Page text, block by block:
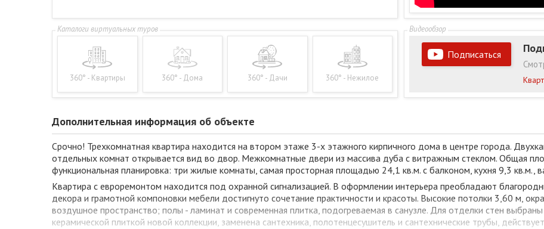
360° - Квартиры 360° - Дома 360° - Дачи 360° - Нежилое
Подписаться
Дополнительная информация об объекте
Срочно! Трехкомнатная квартира находится на втором этаже 3-х этажного кирпичного дома в центре города.
отдельных комнат открывается вид во двор. Межкомнатные двери из массива дуба с витражным стеклом. Общая
функциональная планировка: три жилые комнаты, самая просторная площадью 24,1 кв.м. с балконом, кухня 9,3 кв.м.,
Квартира с евроремонтом находится под охранной сигнализацией. В оформлении интерьера преобладают
декора и грамотной компоновки мебели достигнуто сочетание практичности и красоты. Высокие потолки 3,60 м,
воздушное пространство; полы - ламинат и современная плитка, подогреваемая в санузле. Для отделки стен
керамической плиткой новой коллекции, заменена сантехника, полотенцесушитель и сантехнические трубы,